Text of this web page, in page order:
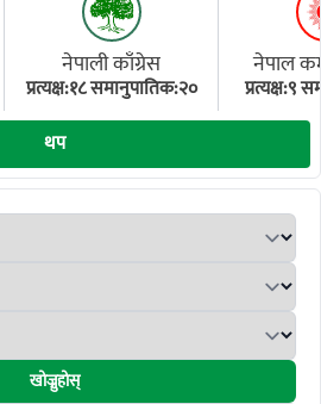
नेपाली काँग्रेस
प्रत्यक्ष:१८ समानुपातिक:२०
नेपाल
प्रत्यक्ष:९
थप
खोज्नुहोस्